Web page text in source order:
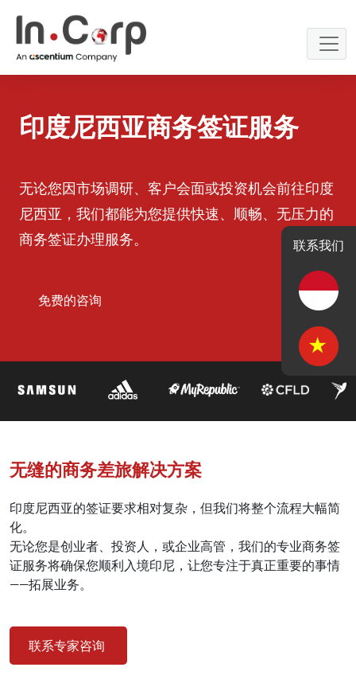
content
联系我们
印度尼西亚商务签证服务
无论您因市场调研、客户会面或投资机会前往印度
尼西亚，我们都能为您提供快速、顺畅、无压力的
商务签证办理服务。
免费的咨询
无缝的商务差旅解决方案
印度尼西亚的签证要求相对复杂，但我们将整个流程大幅简
化。
无论您是创业者、投资人，或企业高管，我们的专业商务签
证服务将确保您顺利入境印尼，让您专注于真正重要的事情
——拓展业务。
联系专家咨询